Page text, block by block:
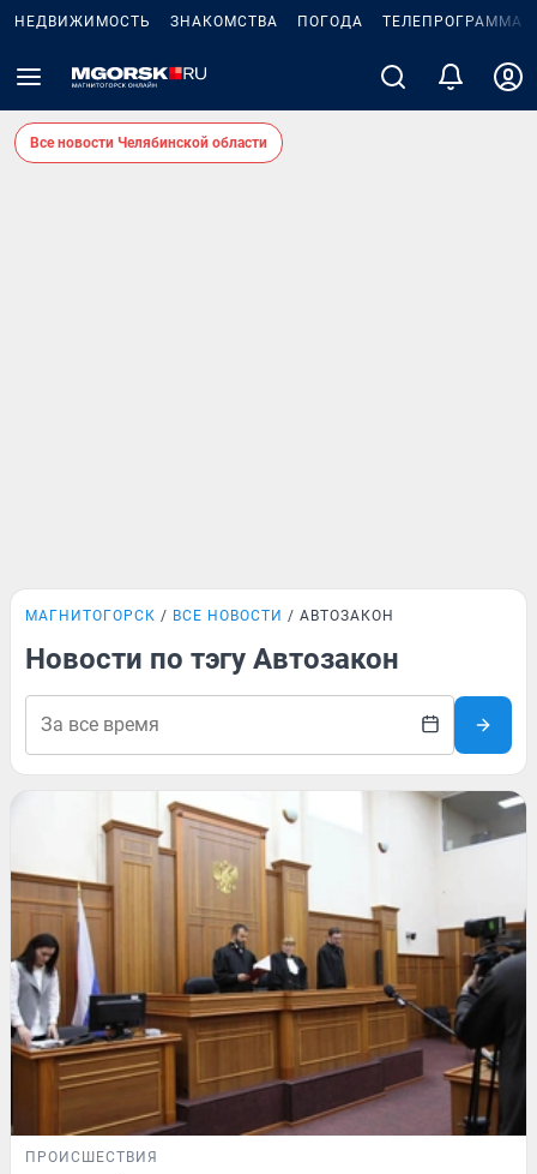
НЕДВИЖИМОСТЬ ЗНАКОМСТВА ПОГОДА ТЕЛЕПРОГРАММА
Все новости Челябинской области
МАГНИТОГОРСК ВСЕ НОВОСТИ АВТОЗАКОН
Новости по тэгу Автозакон
ПРОИСШЕСТВИЯ